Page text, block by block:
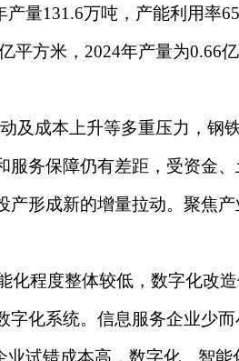
量131.6万吨，产能利用率
平方米，2024年产量为0.66
成本上升等多重压力，钢
务保障仍有差距，受资金
形成新的增量拉动。聚焦
程度整体较低，数字化改造
化系统。信息服务企业少
试错成本高，数字化、智能